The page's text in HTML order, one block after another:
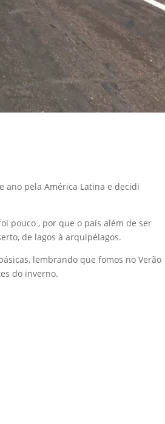
ano pela América Latina e decidi
pouco , por que o país além de ser
de lagos à arquipélagos.
lembrando que fomos no Verão
do inverno.